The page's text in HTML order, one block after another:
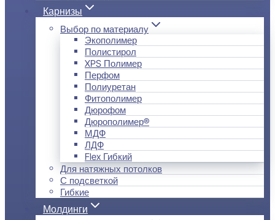
Карнизы
Выбор по материалу
Экополимер
Полистирол
XPS Полимер
Перфом
Полиуретан
Фитополимер
Дюрофом
Дюрополимер®
МДФ
ЛДФ
Flex Гибкий
Для натяжных потолков
С подсветкой
Гибкие
Молдинги